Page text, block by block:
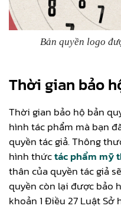
Bản quyền logo
Thời gian bảo
Thời gian bảo hộ bản
hình tác phẩm mà bạn
quyền tác giả. Thông
hình thứctác phẩm mỹ
thân của quyền tác giả
quyền còn lại được bảo
khoản 1 Điều 27 Luật